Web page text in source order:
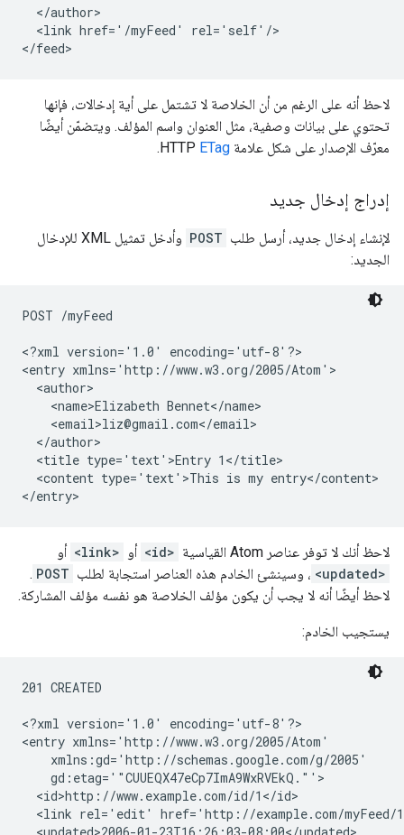
  </author>
  <link href='/myFeed' rel='self'/>
لاحظ أنه على الرغم من أن الخلاصة لا تشتمل على أية إدخالات، فإنها
تحتوي على بيانات وصفية، مثل العنوان واسم المؤلف. ويتضمّن أيضًا
معرّف الإصدار على شكل علامة HTTP ETag
.
إدراج إدخال جديد
لإنشاء إدخال جديد، أرسل طلب POST
وأدخل تمثيل XML للإدخال
الجديد:
POST /myFeed
<?xml version='1.0' encoding='utf-8'?>
<entry xmlns='http://www.w3.org/2005/Atom'>
  <author>
    <name>Elizabeth Bennet</name>
    <email>liz@gmail.com</email>
  </author>
  <title type='text'>Entry 1</title>
  <content type='text'>This is my entry</content>
لاحظ أنك لا توفر عناصر Atom القياسية <id> أو <link> أو
<updated> ، وسينشئ الخادم هذه العناصر استجابة لطلب POST
.
لاحظ أيضًا أنه لا يجب أن يكون مؤلف الخلاصة هو نفسه مؤلف المشاركة.
يستجيب الخادم:
201 CREATED
<?xml version='1.0' encoding='utf-8'?>
<entry xmlns='http://www.w3.org/2005/Atom'
    xmlns:gd='http://schemas.google.com/g/2005'
    gd:etag='"CUUEQX47eCp7ImA9WxRVEkQ."'>
  <id>http://www.example.com/id/1</id>
<link rel='edit' href='http://example.com/myFeed/